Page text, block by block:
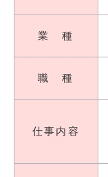
業 種
職 種
仕事内容